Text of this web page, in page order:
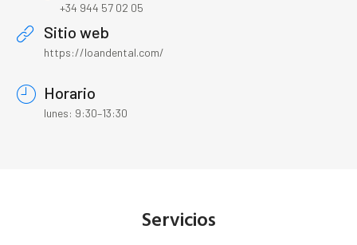
+34 944 57 02 05
Sitio web
https://loandental.com/
Horario
lunes: 9:30–13:30
Servicios